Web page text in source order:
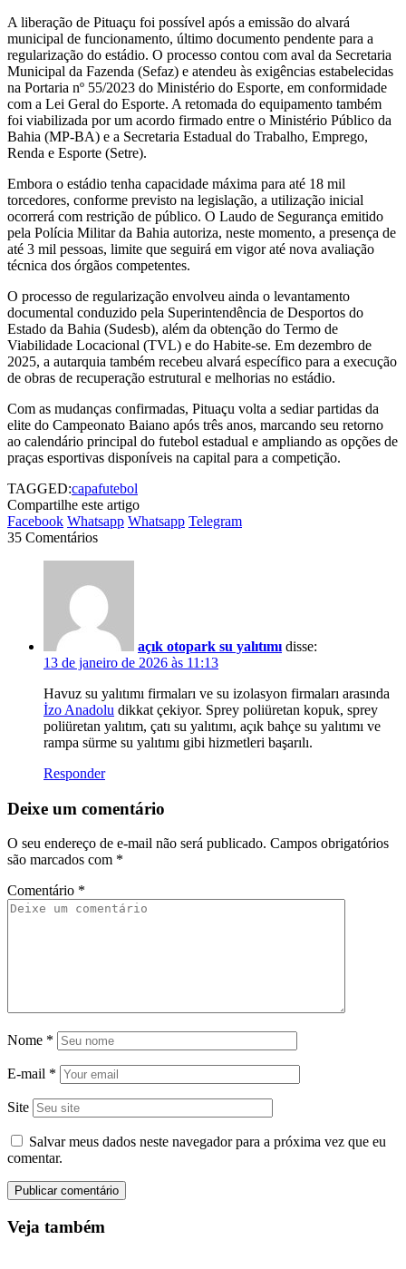
A liberação de Pituaçu foi possível após a emissão do alvará
municipal de funcionamento, último documento pendente para a
regularização do estádio. O processo contou com aval da Secretaria
Municipal da Fazenda (Sefaz) e atendeu às exigências estabelecidas
na Portaria nº 55/2023 do Ministério do Esporte, em conformidade
com a Lei Geral do Esporte. A retomada do equipamento também
foi viabilizada por um acordo firmado entre o Ministério Público da
Bahia (MP-BA) e a Secretaria Estadual do Trabalho, Emprego,
Renda e Esporte (Setre).
Embora o estádio tenha capacidade máxima para até 18 mil
torcedores, conforme previsto na legislação, a utilização inicial
ocorrerá com restrição de público. O Laudo de Segurança emitido
pela Polícia Militar da Bahia autoriza, neste momento, a presença de
até 3 mil pessoas, limite que seguirá em vigor até nova avaliação
técnica dos órgãos competentes.
O processo de regularização envolveu ainda o levantamento
documental conduzido pela Superintendência de Desportos do
Estado da Bahia (Sudesb), além da obtenção do Termo de
Viabilidade Locacional (TVL) e do Habite-se. Em dezembro de
2025, a autarquia também recebeu alvará específico para a execução
de obras de recuperação estrutural e melhorias no estádio.
Com as mudanças confirmadas, Pituaçu volta a sediar partidas da
elite do Campeonato Baiano após três anos, marcando seu retorno
ao calendário principal do futebol estadual e ampliando as opções de
praças esportivas disponíveis na capital para a competição.
TAGGED:capafutebol
Compartilhe este artigo
Facebook Whatsapp Whatsapp Telegram
35 Comentários
açık otopark su yalıtımı disse:
13 de janeiro de 2026 às 11:13
Havuz su yalıtımı firmaları ve su izolasyon firmaları arasında
İzo Anadolu dikkat çekiyor. Sprey poliüretan kopuk, sprey
poliüretan yalıtım, çatı su yalıtımı, açık bahçe su yalıtımı ve
rampa sürme su yalıtımı gibi hizmetleri başarılı.
Responder
Deixe um comentário
O seu endereço de e-mail não será publicado. Campos obrigatórios
são marcados com *
Comentário *
Nome *
E-mail *
Site
Salvar meus dados neste navegador para a próxima vez que eu
comentar.
Veja também